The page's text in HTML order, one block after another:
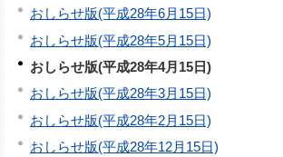
おしらせ版(平成28年6月15日)
おしらせ版(平成28年5月15日)
おしらせ版(平成28年4月15日)
おしらせ版(平成28年3月15日)
おしらせ版(平成28年2月15日)
おしらせ版(平成28年12月15日)